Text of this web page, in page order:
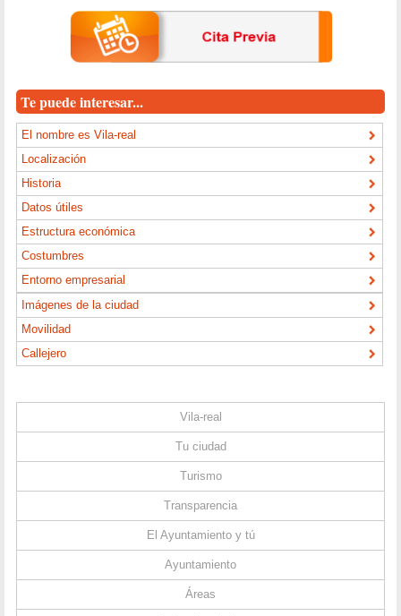
Te puede interesar...
El nombre es Vila-real
Localización
Historia
Datos útiles
Estructura económica
Costumbres
Entorno empresarial
Imágenes de la ciudad
Movilidad
Callejero
Vila-real
Tu ciudad
Turismo
Transparencia
El Ayuntamiento y tú
Ayuntamiento
Áreas